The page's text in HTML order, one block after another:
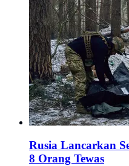
Rusia Lancarkan
8 Orang Tewas